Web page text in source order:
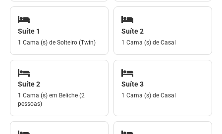
Suíte 1
1 Cama (s) de Solteiro (Twin)
Suíte 2
1 Cama (s) de Casal
Suíte 2
1 Cama (s) em Beliche (2
pessoas)
Suíte 3
1 Cama (s) de Casal